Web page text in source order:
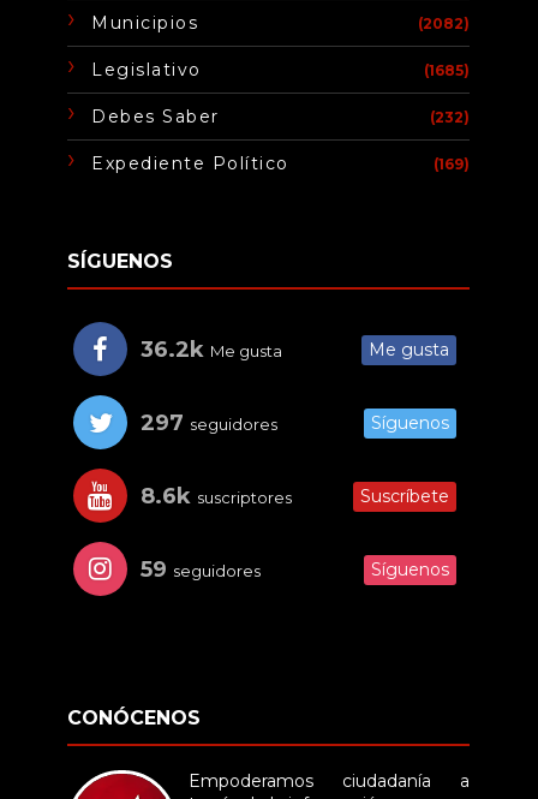
Municipios (2082)
Legislativo (1685)
Debes Saber (232)
Expediente Político (169)
SÍGUENOS
36.2k Me gusta Me gusta
297 seguidores Síguenos
8.6k suscriptores Suscríbete
59 seguidores Síguenos
CONÓCENOS
Empoderamos ciudadanía a